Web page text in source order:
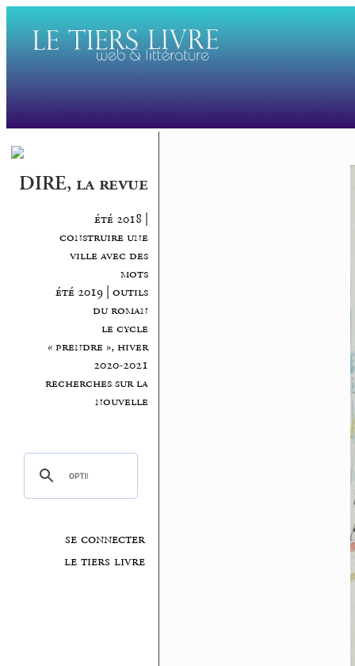
DIRE, la revue
été 2018 |
construire une
ville avec des
mots
été 2019 | outils
du roman
le cycle
« prendre », hiver
2020-2021
recherches sur la
nouvelle
se connecter
le tiers livre